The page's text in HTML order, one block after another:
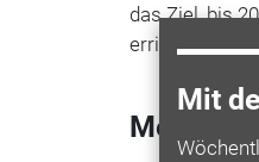
Mit
das Ziel, bis
errichten.
Mehr